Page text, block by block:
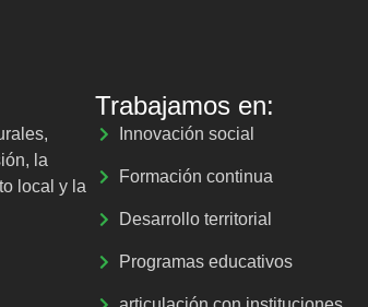
la
local y la
Trabajamos en:
Innovación social
Formación continua
Desarrollo territorial
Programas educativos